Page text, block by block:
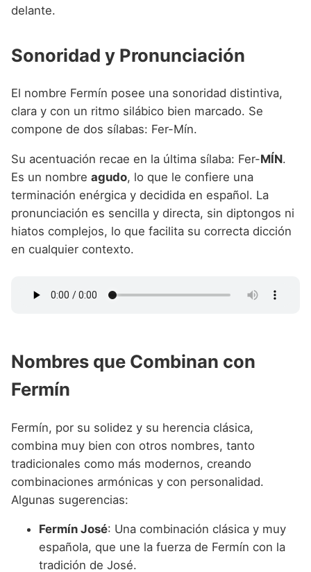
delante.
Sonoridad y Pronunciación
El nombre Fermín posee una sonoridad distintiva,
clara y con un ritmo silábico bien marcado. Se
compone de dos sílabas: Fer-Mín.
Su acentuación recae en la última sílaba: Fer-MÍN.
Es un nombre agudo, lo que le confiere una
terminación enérgica y decidida en español. La
pronunciación es sencilla y directa, sin diptongos ni
hiatos complejos, lo que facilita su correcta dicción
en cualquier contexto.
Nombres que Combinan con
Fermín
Fermín, por su solidez y su herencia clásica,
combina muy bien con otros nombres, tanto
tradicionales como más modernos, creando
combinaciones armónicas y con personalidad.
Algunas sugerencias:
Fermín José: Una combinación clásica y muy
española, que une la fuerza de Fermín con la
tradición de José.